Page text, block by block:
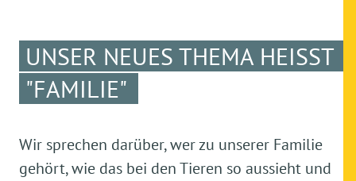
UNSER NEUES THEMA HEISST "
FAMILIE"
Wir sprechen darüber, wer zu unserer Familie
gehört, wie das bei den Tieren so aussieht und